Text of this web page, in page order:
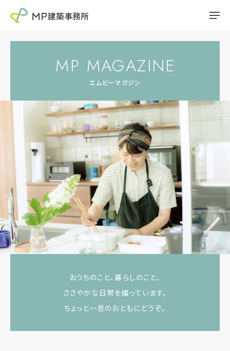
MP MAGAZINE
エムピーマガジン
おうちのこと、暮らしのこと、
ささやかな日常を綴っています。
ちょっと一息のおともにどうぞ。